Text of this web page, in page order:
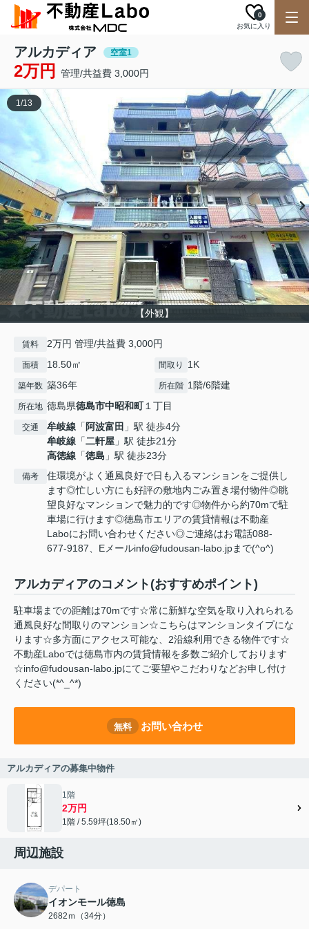
お気に入り
0
アルカディア 空室1
2万円 管理/共益費 3,000円
【外観】
1/13
賃料 2万円 管理/共益費 3,000円
面積 18.50㎡ 間取り 1K
築年数 築36年 所在階 1階/6階建
所在地 徳島県徳島市中昭和町１丁目
交通 牟岐線 「 阿波富田 」駅 徒歩4分
牟岐線 「二軒屋 」駅 徒歩21分
高徳線 「徳島 」駅 徒歩23分
備考
住環境がよく通風良好で日も入るマンションをご提供し
ます◎忙しい方にも好評の敷地内ごみ置き場付物件◎眺
望良好なマンションで魅力的です◎物件から約70mで駐
車場に行けます◎徳島市エリアの賃貸情報は不動産
Laboにお問い合わせください◎ご連絡はお電話088-
677-9187、Eメールinfo@fudousan-labo.jpまで(^o^)
アルカディアのコメント(おすすめポイント)
駐車場までの距離は70mです☆常に新鮮な空気を取り入れられる
通風良好な間取りのマンション☆こちらはマンションタイプにな
ります☆多方面にアクセス可能な、2沿線利用できる物件です☆
不動産Laboでは徳島市内の賃貸情報を多数ご紹介しております
☆info@fudousan-labo.jpにてご要望やこだわりなどお申し付け
ください(*^_^*)
無料 お問い合わせ
アルカディアの募集中物件
1階
2万円
1階 / 5.59坪(18.50㎡)
周辺施設
デパート
イオンモール徳島
2682ｍ（34分）